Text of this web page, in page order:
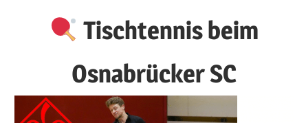
Tischtennis beim
Osnabrücker SC